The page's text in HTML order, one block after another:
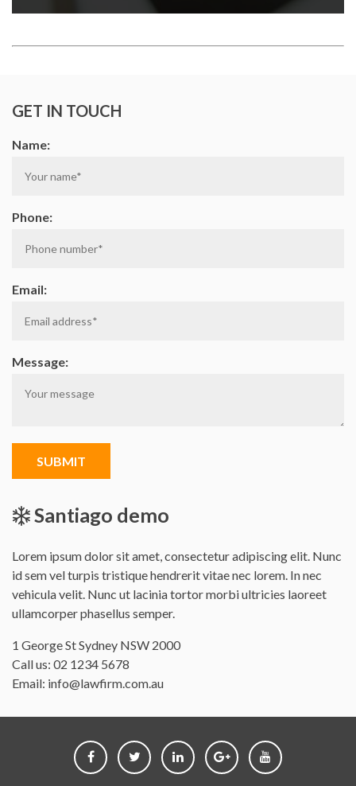
GET IN TOUCH
Name:
Phone:
Email:
Message:
SUBMIT
Santiago demo
Lorem ipsum dolor sit amet, consectetur adipiscing elit. Nunc
id sem vel turpis tristique hendrerit vitae nec lorem. In nec
vehicula velit. Nunc ut lacinia tortor morbi ultricies laoreet
ullamcorper phasellus semper.
Office
address
is
1 George St Sydney NSW 2000
Call us: 02 1234 5678
Email: info@lawfirm.com.au
Follow
Follow Follow
Follow
Follow